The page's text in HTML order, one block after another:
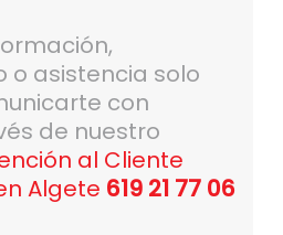
o asistencia solo
con
de nuestro
al Cliente
Algete 619 21 77 06